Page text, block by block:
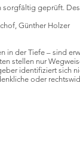
sorgfältig geprüft.
Günther Holzer
in der Tiefe – sind
stellen nur
identifiziert sich
oder